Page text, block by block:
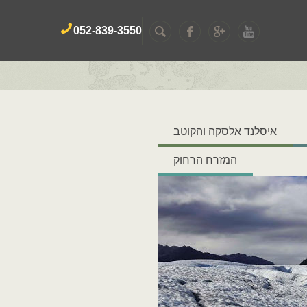
052-839-3550
איסלנד אלסקה והקוטב
המזרח הרחוק